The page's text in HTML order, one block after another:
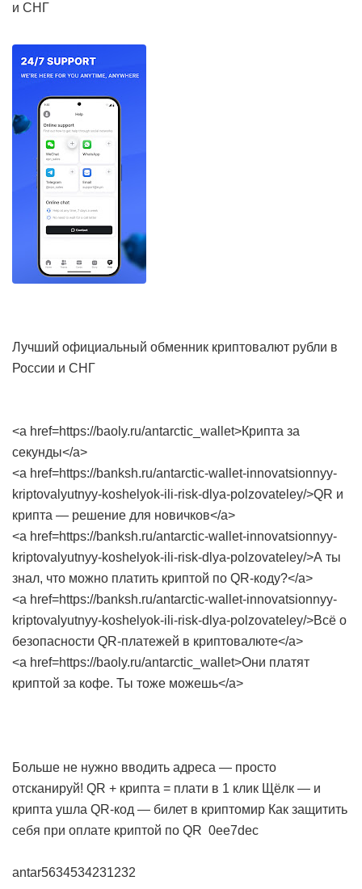
и СНГ
Лучший официальный обменник криптовалют рубли в
России и СНГ
<a href=https://baoly.ru/antarctic_wallet>Крипта за
секунды</a>
<a href=https://banksh.ru/antarctic-wallet-innovatsionnyy-
kriptovalyutnyy-koshelyok-ili-risk-dlya-polzovateley/>QR и
крипта — решение для новичков</a>
<a href=https://banksh.ru/antarctic-wallet-innovatsionnyy-
kriptovalyutnyy-koshelyok-ili-risk-dlya-polzovateley/>А ты
знал, что можно платить криптой по QR-коду?</a>
<a href=https://banksh.ru/antarctic-wallet-innovatsionnyy-
kriptovalyutnyy-koshelyok-ili-risk-dlya-polzovateley/>Всё о
безопасности QR-платежей в криптовалюте</a>
<a href=https://baoly.ru/antarctic_wallet>Они платят
криптой за кофе. Ты тоже можешь</a>
Больше не нужно вводить адреса — просто
отсканируй! QR + крипта = плати в 1 клик Щёлк — и
крипта ушла QR-код — билет в криптомир Как защитить
себя при оплате криптой по QR 0ee7dec
antar5634534231232